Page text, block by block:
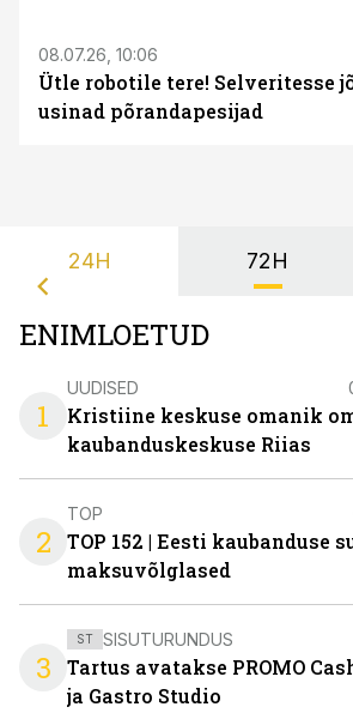
08.07.26, 10:06
Ütle robotile tere! Selveritesse
usinad põrandapesijad
24H 72H
ENIMLOETUD
1
UUDISED
Kristiine keskuse omanik
kaubanduskeskuse Riias
2
TOP
TOP 152 | Eesti kaubanduse
maksuvõlglased
3
ST SISUTURUNDUS
Tartus avatakse PROMO
ja Gastro Studio